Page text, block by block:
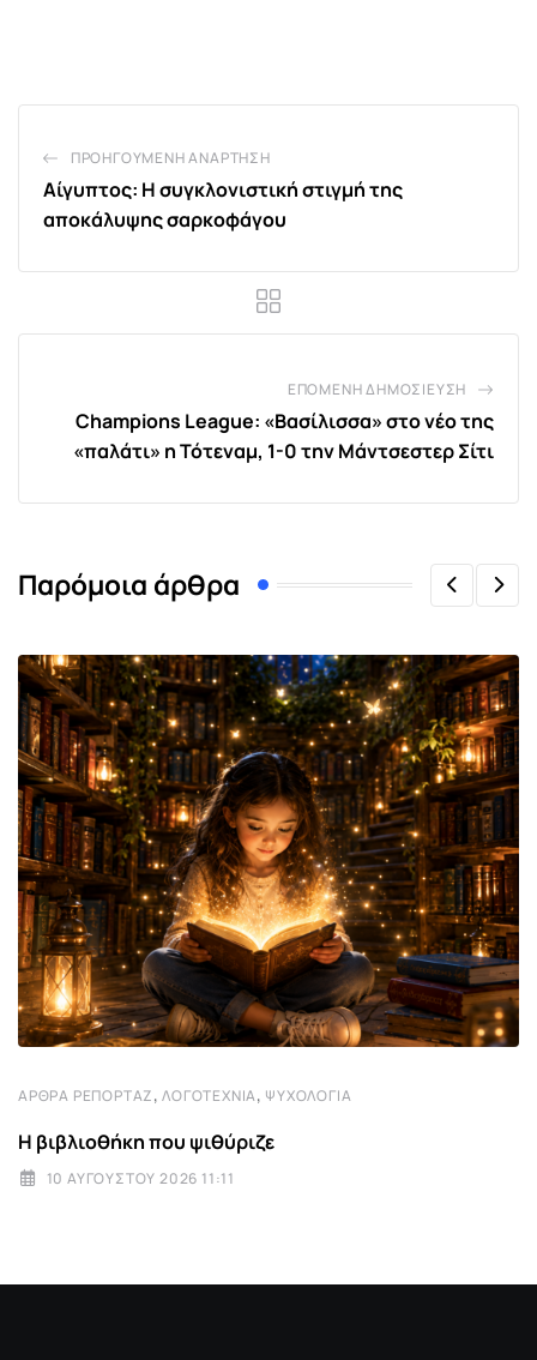
ΠΡΟΗΓΟΎΜΕΝΗ ΑΝΆΡΤΗΣΗ
Αίγυπτος: Η συγκλονιστική στιγμή της
αποκάλυψης σαρκοφάγου
ΕΠΌΜΕΝΗ ΔΗΜΟΣΊΕΥΣΗ
Champions League: «Βασίλισσα» στο νέο της
«παλάτι» η Τότεναμ, 1-0 την Μάντσεστερ Σίτι
Παρόμοια άρθρα
ΆΡΘΡΑ ΡΕΠΟΡΤΆΖ,ΛΟΓΟΤΕΧΝΊΑ, ΨΥΧΟΛΟΓΊΑ
Η βιβλιοθήκη που ψιθύριζε
10 ΑΥΓΟΎΣΤΟΥ 2026 11:11